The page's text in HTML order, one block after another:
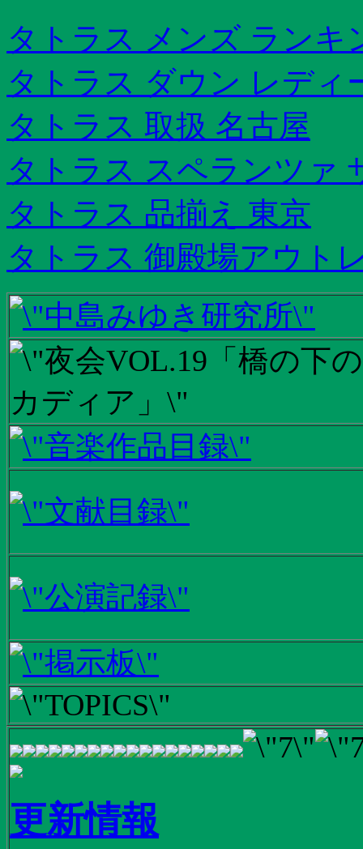
タトラス メンズ ランキ
タトラス ダウン レディ
タトラス 取扱 名古屋
タトラス スペランツァ
タトラス 品揃え 東京
タトラス 御殿場アウト
更新情報